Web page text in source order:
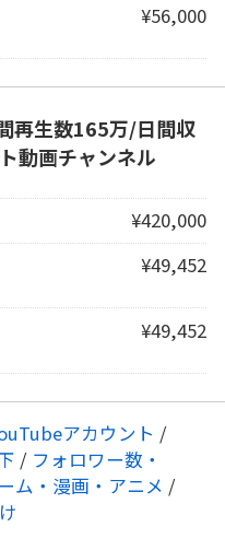
¥56,000
再生数165万/日間収
動画チャンネル
¥420,000
¥49,452
¥49,452
アカウント /
/ フォロワー数・
ム・漫画・アニメ /